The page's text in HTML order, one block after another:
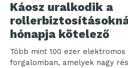
Káosz uralkodik a
hónapja kötelező
Több mint 100 ezer
forgalomban, amelyek nagy